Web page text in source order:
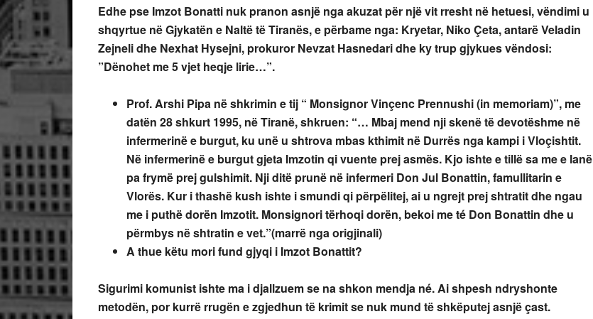
Edhe pse Imzot Bonatti nuk pranon asnjë nga akuzat për një vit rresht në hetuesi, vëndimi u
shqyrtue në Gjykatën e Naltë të Tiranës, e përbame nga: Kryetar, Niko Çeta, antarë Veladin
Zejneli dhe Nexhat Hysejni, prokuror Nevzat Hasnedari dhe ky trup gjykues vëndosi:
”Dënohet me 5 vjet heqje lirie…”.
Prof. Arshi Pipa në shkrimin e tij “ Monsignor Vinçenc Prennushi (in memoriam)”, me
datën 28 shkurt 1995, në Tiranë, shkruen: “… Mbaj mend nji skenë të devotëshme në
infermerinë e burgut, ku unë u shtrova mbas kthimit në Durrës nga kampi i Vloçishtit.
Në infermerinë e burgut gjeta Imzotin qi vuente prej asmës. Kjo ishte e tillë sa me e lanë
pa frymë prej gulshimit. Nji ditë prunë në infermeri Don Jul Bonattin, famullitarin e
Vlorës. Kur i thashë kush ishte i smundi qi përpëlitej, ai u ngrejt prej shtratit dhe ngau
me i puthë dorën Imzotit. Monsignori tërhoqi dorën, bekoi me té Don Bonattin dhe u
përmbys në shtratin e vet.”(marrë nga origjinali)
A thue këtu mori fund gjyqi i Imzot Bonattit?
Sigurimi komunist ishte ma i djallzuem se na shkon mendja né. Ai shpesh ndryshonte
metodën, por kurrë rrugën e zgjedhun të krimit se nuk mund të shkëputej asnjë çast.